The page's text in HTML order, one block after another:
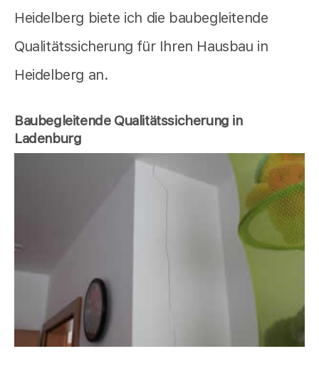
Heidelberg biete ich die baubegleitende
Qualitätssicherung für Ihren Hausbau in
Heidelberg an.
Baubegleitende Qualitätssicherung in
Ladenburg